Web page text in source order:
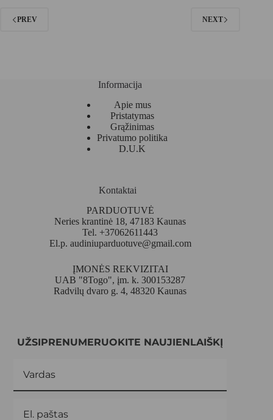
PREV NEXT
Informacija
Apie mus
Pristatymas
Grąžinimas
Privatumo politika
D.U.K
Kontaktai
PARDUOTUVĖ
Neries krantinė 18, 47183 Kaunas
Tel. +37062611443
El.p. audiniuparduotuve@gmail.com
ĮMONĖS REKVIZITAI
UAB "8Togo", įm. k. 300153287
Radvilų dvaro g. 4, 48320 Kaunas
UŽSIPRENUMERUOKITE NAUJIENLAIŠKĮ